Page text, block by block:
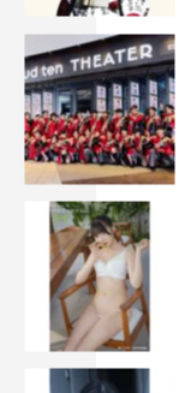
◆日々の中で“泥
あまり悩むこと
すが、寝ると大
い詰めるよりも
心のほうが強い
サウナです！